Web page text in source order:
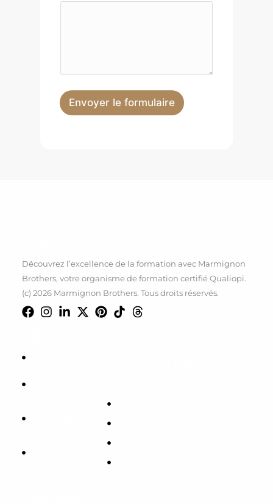
Envoyer le formulaire
Découvrez l’excellence de la formation avec Marmignon
Brothers, votre organisme de formation certifié Qualiopi.
(c) 2026 Marmignon Brothers. Tous droits réservés.